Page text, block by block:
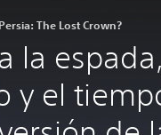
The Lost Crown?
la
y el